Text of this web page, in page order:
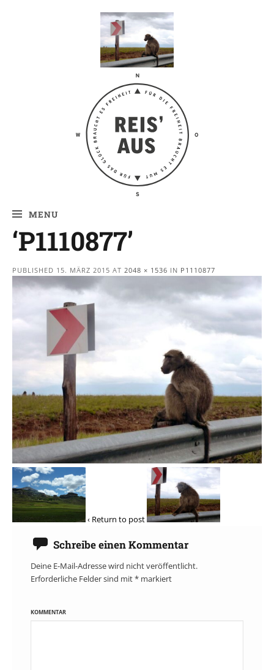
Reis' aus –
Reiseblog
MENU
‘P1110877’
PUBLISHED 15. MÄRZ 2015 AT 2048 × 1536 IN P1110877
‹ Return to post
Schreibe einen Kommentar
Deine E-Mail-Adresse wird nicht veröffentlicht.
Erforderliche Felder sind mit* markiert
KOMMENTAR